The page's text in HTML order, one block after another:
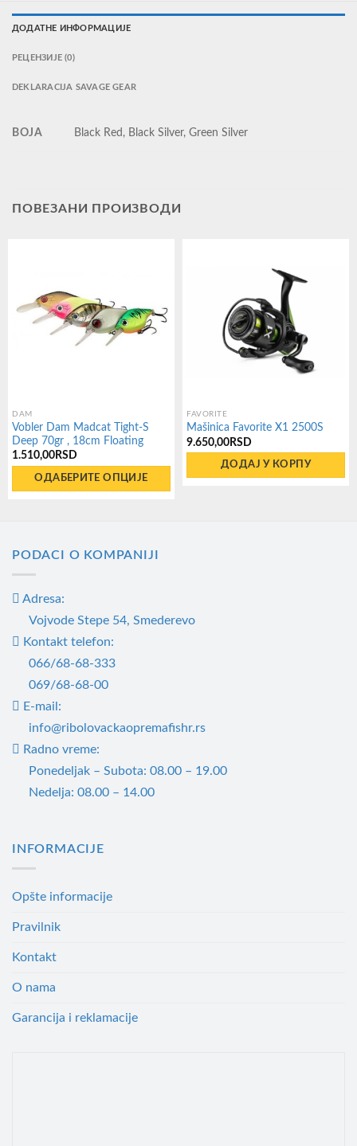
ДОДАТНЕ ИНФОРМАЦИЈЕ
РЕЦЕНЗИЈЕ (0)
DEKLARACIJA SAVAGE GEAR
BOJA Black Red, Black Silver, Green Silver
ПОВЕЗАНИ ПРОИЗВОДИ
DAM
Vobler Dam Madcat Tight-S
Deep 70gr , 18cm Floating
1.510,00 RSD
ОДАБЕРИТЕ ОПЦИЈЕ
више
варијанти.
Опције
могу
бити
изабране
страници
FAVORITE
Mašinica Favorite X1 2500S
9.650,00 RSD
ДОДАЈ У КОРПУ
PODACI O KOMPANIJI
Adresa:
Vojvode Stepe 54, Smederevo
Kontakt telefon:
066/68-68-333
069/68-68-00
E-mail:
info@ribolovackaopremafishr.rs
Radno vreme:
Ponedeljak – Subota: 08.00 – 19.00
Nedelja: 08.00 – 14.00
INFORMACIJE
Opšte informacije
Pravilnik
Kontakt
O nama
Garancija i reklamacije